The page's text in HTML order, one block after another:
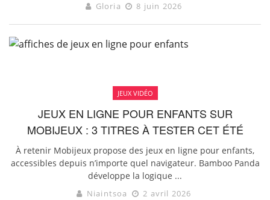
Gloria 8 juin 2026
JEUX VIDÉO
JEUX EN LIGNE POUR ENFANTS SUR
MOBIJEUX : 3 TITRES À TESTER CET ÉTÉ
À retenir Mobijeux propose des jeux en ligne pour enfants,
accessibles depuis n’importe quel navigateur. Bamboo Panda
développe la logique ...
Niaintsoa 2 avril 2026